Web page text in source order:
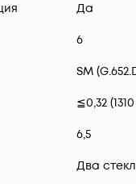
Да
6
SM
≦0,32
6,5
Два